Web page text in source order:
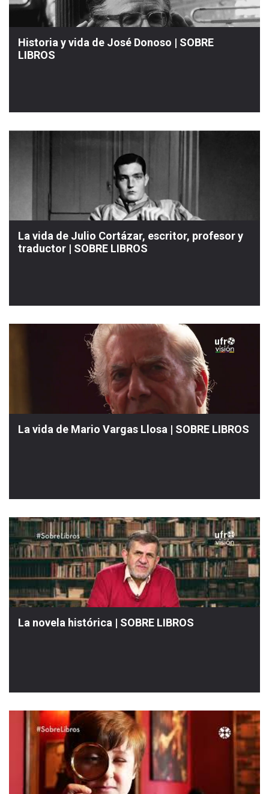
Historia y vida de José Donoso | SOBRE
LIBROS
La vida de Julio Cortázar, escritor, profesor y
traductor | SOBRE LIBROS
La vida de Mario Vargas Llosa | SOBRE LIBROS
La novela histórica | SOBRE LIBROS